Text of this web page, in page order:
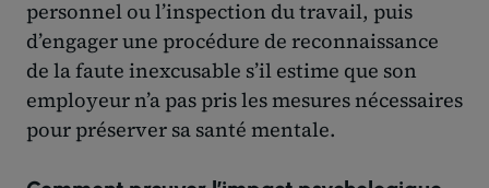
personnel ou l’inspection du travail, puis
d’engager une procédure de reconnaissance
de la faute inexcusable s’il estime que son
employeur n’a pas pris les mesures nécessaires
pour préserver sa santé mentale.